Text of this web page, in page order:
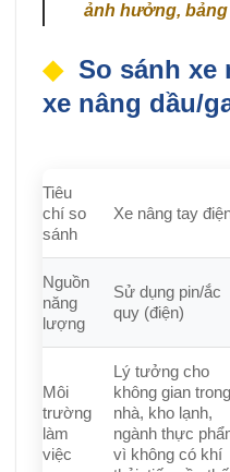
ảnh hưởng,
So sánh xe
xe nâng dầu/
Tiêu
chí so
sánh
Xe nâng tay
Nguồn
năng
lượng
Sử dụng pin/ắc
quy (điện)
Môi
trường
làm
việc
Lý tưởng cho
không gian trong
nhà, kho lạnh,
ngành thực
vì không có khí